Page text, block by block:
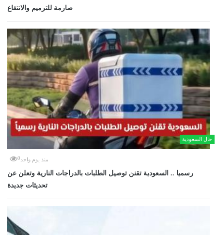
صارمة للترميم والانتفاع
حال السعودية
منذ يوم واحد 0
رسميا .. السعودية تقنن توصيل الطلبات بالدراجات النارية وتعلن عن
تحديثات جديدة